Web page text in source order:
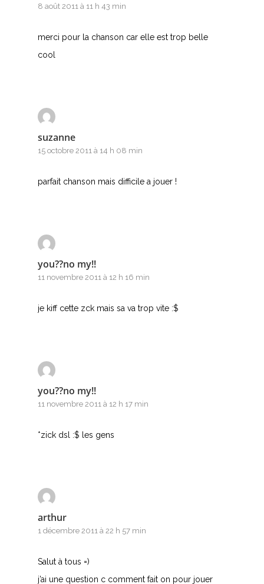
8 août 2011 à 11 h 43 min
merci pour la chanson car elle est trop belle
cool
suzanne
15 octobre 2011 à 14 h 08 min
parfait chanson mais difficile a jouer !
you??no my!!
11 novembre 2011 à 12 h 16 min
je kiff cette zck mais sa va trop vite :$
you??no my!!
11 novembre 2011 à 12 h 17 min
*zick dsl :$ les gens
arthur
1 décembre 2011 à 22 h 57 min
Salut à tous =)
j’ai une question c comment fait on pour jouer